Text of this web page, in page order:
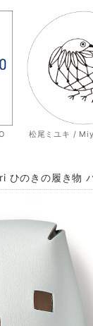
松尾ミユキ /
ひのきの履き物